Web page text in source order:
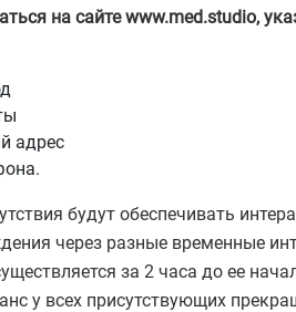
на сайте www.med.studio,
адрес
будут обеспечивать
через разные временные
за 2 часа до ее
у всех присутствующих